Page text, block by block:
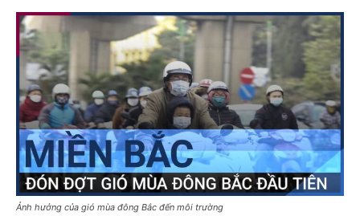
Ảnh hưởng của gió mùa đông Bắc đến môi trường